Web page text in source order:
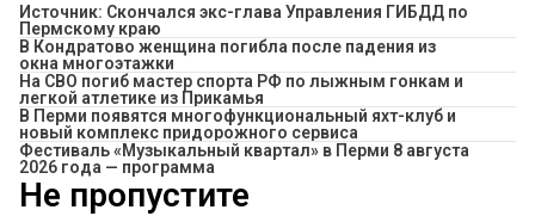
Источник: Скончался экс-глава Управления ГИБДД по
Пермскому краю
В Кондратово женщина погибла после падения из
окна многоэтажки
На СВО погиб мастер спорта РФ по лыжным гонкам и
легкой атлетике из Прикамья
В Перми появятся многофункциональный яхт-клуб и
новый комплекс придорожного сервиса
Фестиваль «Музыкальный квартал» в Перми 8 августа
2026 года — программа
Не пропустите